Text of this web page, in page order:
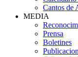
Cantos de
MEDIA
Prensa
Boletines